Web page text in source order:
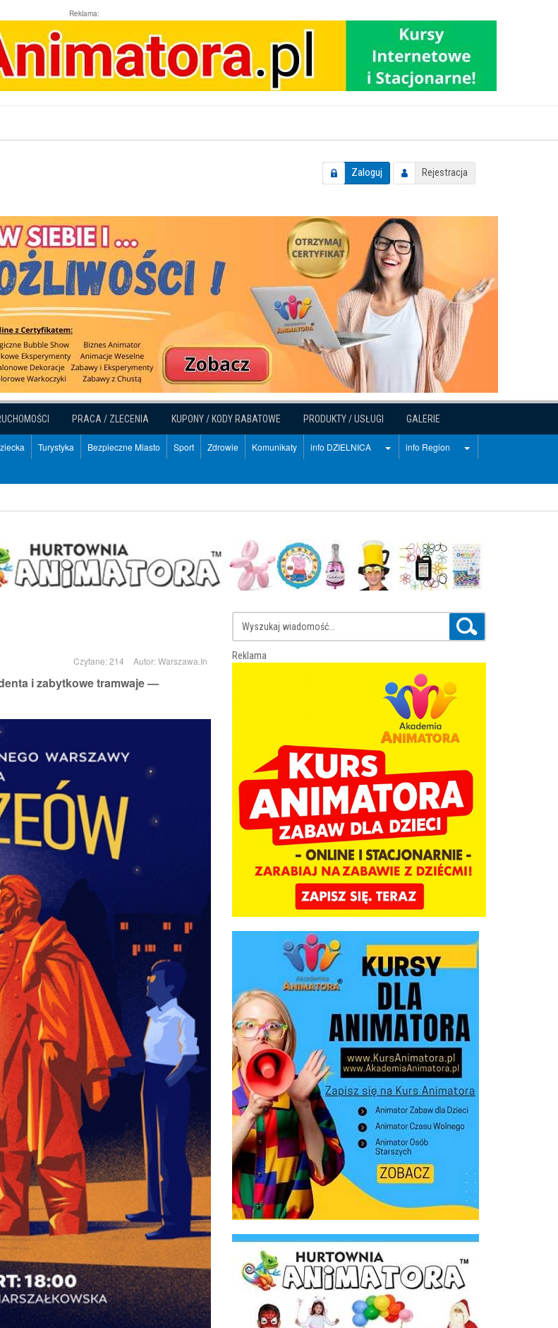
Reklama:
Zaloguj Rejestracja
PRACA / ZLECENIA KUPONY / KODY RABATOWE PRODUKTY / USŁUGI GALERIE
Turystyka Bezpieczne Miasto Sport Zdrowie Komunikaty info DZIELNICA info Region
Czytane: 214 Autor:Warszawa.In
i zabytkowe tramwaje —
Reklama